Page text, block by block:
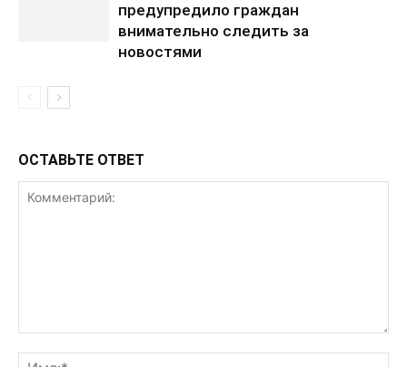
предупредило граждан
внимательно следить за
новостями
ОСТАВЬТЕ ОТВЕТ